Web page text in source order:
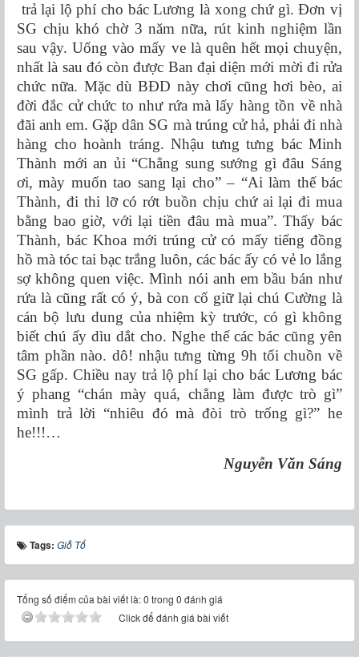
trả lại lộ phí cho bác Lương là xong chứ gì. Đơn vị
SG chịu khó chờ 3 năm nữa, rút kinh nghiệm lần
sau vậy. Uống vào mấy ve là quên hết mọi chuyện,
nhất là sau đó còn được Ban đại diện mới mời đi rửa
chức nữa. Mặc dù BĐD này chơi cũng hơi bèo, ai
đời đắc cử chức to như rứa mà lấy hàng tồn về nhà
đãi anh em. Gặp dân SG mà trúng cử hả, phải đi nhà
hàng cho hoành tráng. Nhậu tưng tưng bác Minh
Thành mới an ủi “Chẳng sung sướng gì đâu Sáng
ơi, mày muốn tao sang lại cho” – “Ai làm thế bác
Thành, đi thi lỡ có rớt buồn chịu chứ ai lại đi mua
bằng bao giờ, với lại tiền đâu mà mua”. Thấy bác
Thành, bác Khoa mới trúng cử có mấy tiếng đồng
hồ mà tóc tai bạc trắng luôn, các bác ấy có vẻ lo lắng
sợ không quen việc. Mình nói anh em bầu bán như
rứa là cũng rất có ý, bà con cố giữ lại chú Cường là
cán bộ lưu dung của nhiệm kỳ trước, có gì không
biết chú ấy dìu dắt cho. Nghe thế các bác cũng yên
tâm phần nào. dô! nhậu tưng từng 9h tối chuồn về
SG gấp. Chiều nay trả lộ phí lại cho bác Lương bác
ý phang “chán mày quá, chẳng làm được trò gì”
mình trả lời “nhiêu đó mà đòi trò trống gì?” he
he!!!…
Nguyễn Văn Sáng
Tags: Giỗ Tổ
Tổng số điểm của bài viết là: 0 trong 0 đánh giá
Click để đánh giá bài viết